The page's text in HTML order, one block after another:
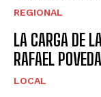
REGIONAL
LA CARGA DE
RAFAEL POVEDA
LOCAL